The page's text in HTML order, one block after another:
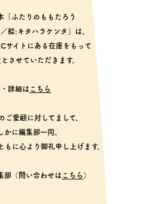
「ふたりのももたろう
絵:キタハラケンタ」は、
サイトにある在庫をもって
させていただきます。
・詳細は こちら
ご愛顧に対してまして、
かに編集部一同、
もに心より御礼申し上げます。
部（問い合わせは こちら ）